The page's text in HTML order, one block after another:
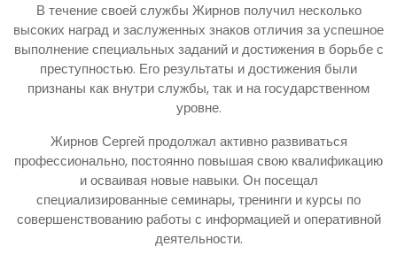
В течение своей службы Жирнов получил несколько
высоких наград и заслуженных знаков отличия за успешное
выполнение специальных заданий и достижения в борьбе с
преступностью. Его результаты и достижения были
признаны как внутри службы, так и на государственном
уровне.
Жирнов Сергей продолжал активно развиваться
профессионально, постоянно повышая свою квалификацию
и осваивая новые навыки. Он посещал
специализированные семинары, тренинги и курсы по
совершенствованию работы с информацией и оперативной
деятельности.